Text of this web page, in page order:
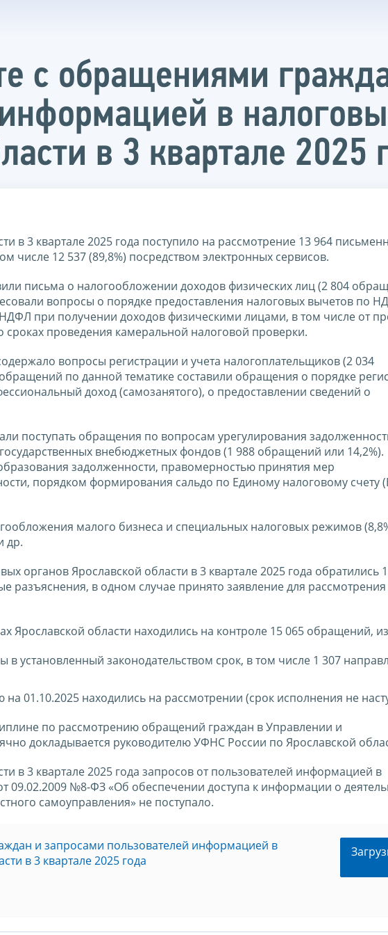
с обращениями
в
в 3 квартале 2025
в 3 квартале 2025 года поступило на рассмотрение 13 964
числе 12 537 (89,8%) посредством электронных сервисов.
письма о налогообложении доходов физических лиц (2 804
вопросы о порядке предоставления налоговых вычетов по
при получении доходов физическими лицами, в том числе от
проведения камеральной налоговой проверки.
вопросы регистрации и учета налогоплательщиков (2 034
по данной тематике составили обращения о порядке
доход (самозанятого), о предоставлении сведений о
поступать обращения по вопросам урегулирования
внебюджетных фондов (1 988 обращений или 14,2%).
задолженности, правомерностью принятия мер
порядком формирования сальдо по Единому налоговому счету
малого бизнеса и специальных налоговых режимов
др.
органов Ярославской области в 3 квартале 2025 года обратились
разъяснения, в одном случае принято заявление для рассмотрения
Ярославской области находились на контроле 15 065 обращений,
установленный законодательством срок, в том числе 1 307
01.10.2025 находились на рассмотрении (срок исполнения не
по рассмотрению обращений граждан в Управлении и
докладывается руководителю УФНС России по Ярославской
в 3 квартале 2025 года запросов от пользователей информацией в
09.02.2009 №8-ФЗ «Об обеспечении доступа к информации о
самоуправления» не поступало.
и запросами пользователей информацией в
в 3 квартале 2025 года